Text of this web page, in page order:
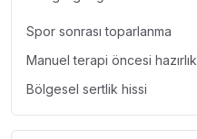
Spor sonrası toparlanma
Manuel terapi öncesi hazırlık
Bölgesel sertlik hissi